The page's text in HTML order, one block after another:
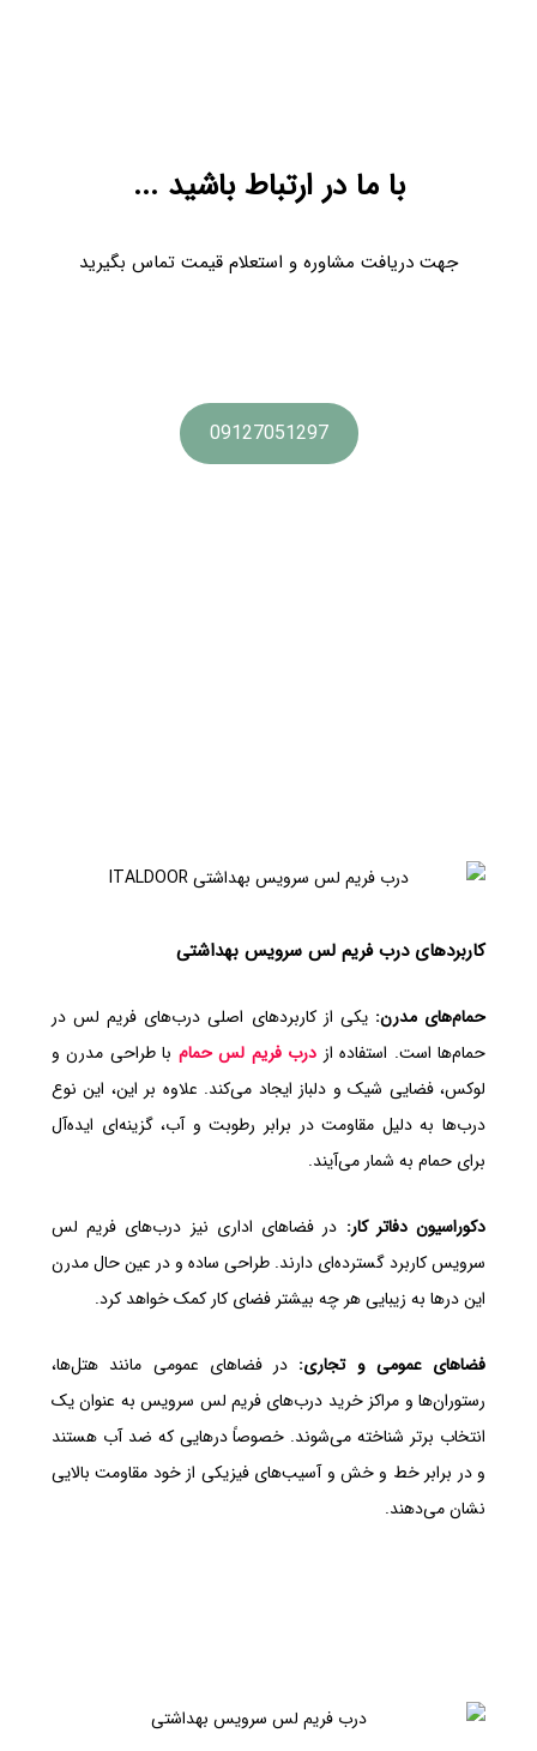
با ما در ارتباط باشید ...
جهت دریافت مشاوره و استعلام قیمت تماس بگیرید
09127051297
کاربردهای درب فریم لس سرویس بهداشتی
حمام‌های مدرن:یکی از کاربردهای اصلی درب‌های فریم لس در
حمام‌ها است. استفاده از درب فریم لس حمام با طراحی مدرن و
لوکس، فضایی شیک و دلباز ایجاد می‌کند. علاوه بر این، این نوع
درب‌ها به دلیل مقاومت در برابر رطوبت و آب، گزینه‌ای ایده‌آل
برای حمام‌ به شمار می‌آیند.
دکوراسیون دفاتر کار: در فضاهای اداری نیز درب‌های فریم لس
سرویس کاربرد گسترده‌ای دارند. طراحی ساده و در عین حال مدرن
این درها به زیبایی هر چه بیشتر فضای کار کمک خواهد کرد.
فضاهای عمومی و تجاری: در فضاهای عمومی مانند هتل‌ها،
رستوران‌ها و مراکز خرید درب‌های فریم لس سرویس به عنوان یک
انتخاب برتر شناخته می‌شوند. خصوصاً درهایی که ضد آب هستند
و در برابر خط و خش و آسیب‌های فیزیکی از خود مقاومت بالایی
نشان می‌دهند.